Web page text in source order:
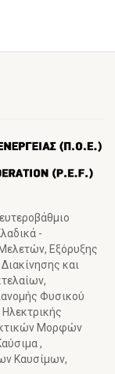
-
Εξόρυξης
και
Φυσικού
Μορφών
,
Καυσίμων,